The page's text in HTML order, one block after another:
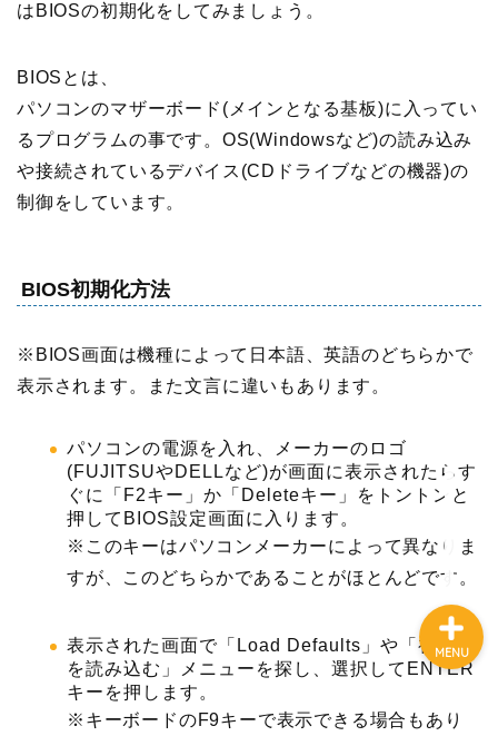
はBIOSの初期化をしてみましょう。
BIOSとは、
パソコンのマザーボード(メインとなる基板)に入ってい
るプログラムの事です。OS(Windowsなど)の読み込み
や接続されているデバイス(CDドライブなどの機器)の
制御をしています。
BIOS初期化方法
※BIOS画面は機種によって日本語、英語のどちらかで
表示されます。また文言に違いもあります。
パソコンの電源を入れ、メーカーのロゴ
(FUJITSUやDELLなど)が画面に表示されたらす
ぐに「F2キー」か「Deleteキー」をトントンと
押してBIOS設定画面に入ります。
※このキーはパソコンメーカーによって異なりま
すが、このどちらかであることがほとんどです。
表示された画面で「Load Defaults」や「初期値
を読み込む」メニューを探し、選択してENTER
キーを押します。
※キーボードのF9キーで表示できる場合もあり
MENU
転職
仕事術
お金の不安